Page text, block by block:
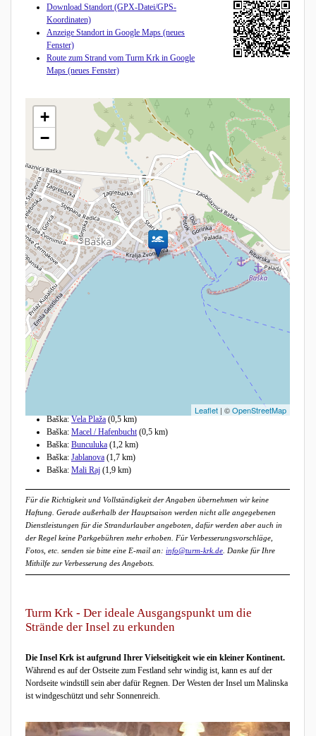
Download Standort (GPX-Datei/GPS-
Koordinaten)
Anzeige Standort in Google Maps (neues
Fenster)
Route zum Strand vom Turm Krk in Google
Maps (neues Fenster)
+
−
Leaflet | ©OpenStreetMap
Baška: Vela Plaža (0,5 km)
Baška: Macel / Hafenbucht(0,5 km)
Baška: Bunculuka (1,2 km)
Baška: Jablanova (1,7 km)
Baška: Mali Raj (1,9 km)
Für die Richtigkeit und Vollständigkeit der Angaben übernehmen wir keine
Haftung. Gerade außerhalb der Hauptsaison werden nicht alle angegebenen
Dienstleistungen für die Strandurlauber angeboten, dafür werden aber auch in
der Regel keine Parkgebühren mehr erhoben. Für Verbesserungsvorschläge,
Fotos, etc. senden sie bitte eine E-mail an: info@turm-krk.de . Danke für Ihre
Mithilfe zur Verbesserung des Angebots.
Turm Krk - Der ideale Ausgangspunkt um die
Strände der Insel zu erkunden
Die Insel Krk ist aufgrund Ihrer Vielseitigkeit wie ein kleiner Kontinent.
Während es auf der Ostseite zum Festland sehr windig ist, kann es auf der
Nordseite windstill sein aber dafür Regnen. Der Westen der Insel um Malinska
ist windgeschützt und sehr Sonnenreich.